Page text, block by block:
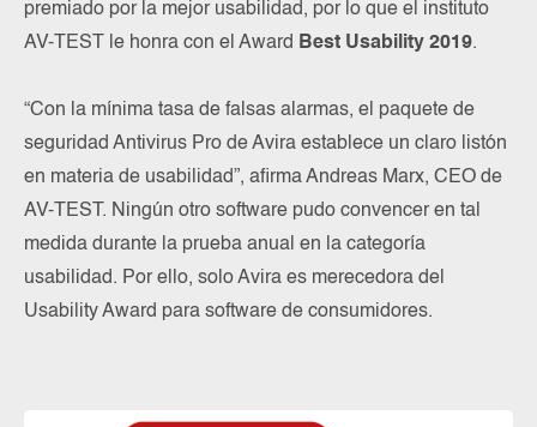
premiado por la mejor usabilidad, por lo que el instituto
AV-TEST le honra con el Award Best Usability 2019.
“Con la mínima tasa de falsas alarmas, el paquete de
seguridad Antivirus Pro de Avira establece un claro listón
en materia de usabilidad”, afirma Andreas Marx, CEO de
AV-TEST. Ningún otro software pudo convencer en tal
medida durante la prueba anual en la categoría
usabilidad. Por ello, solo Avira es merecedora del
Usability Award para software de consumidores.